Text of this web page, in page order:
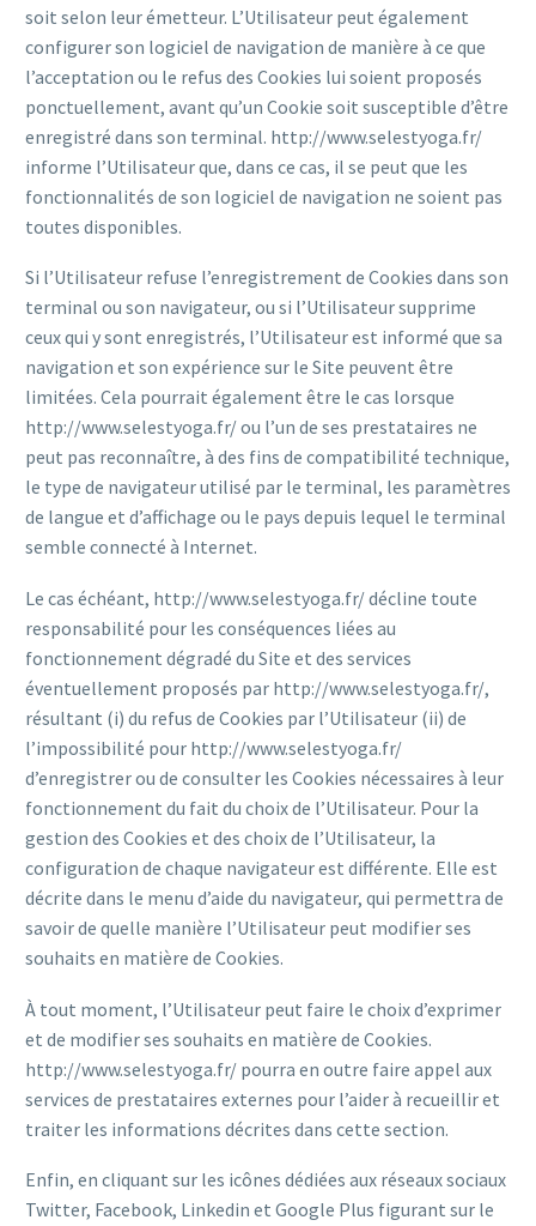
soit selon leur émetteur. L’Utilisateur peut également
configurer son logiciel de navigation de manière à ce que
l’acceptation ou le refus des Cookies lui soient proposés
ponctuellement, avant qu’un Cookie soit susceptible d’être
enregistré dans son terminal. http://www.selestyoga.fr/
informe l’Utilisateur que, dans ce cas, il se peut que les
fonctionnalités de son logiciel de navigation ne soient pas
toutes disponibles.
Si l’Utilisateur refuse l’enregistrement de Cookies dans son
terminal ou son navigateur, ou si l’Utilisateur supprime
ceux qui y sont enregistrés, l’Utilisateur est informé que sa
navigation et son expérience sur le Site peuvent être
limitées. Cela pourrait également être le cas lorsque
http://www.selestyoga.fr/ ou l’un de ses prestataires ne
peut pas reconnaître, à des fins de compatibilité technique,
le type de navigateur utilisé par le terminal, les paramètres
de langue et d’affichage ou le pays depuis lequel le terminal
semble connecté à Internet.
Le cas échéant, http://www.selestyoga.fr/ décline toute
responsabilité pour les conséquences liées au
fonctionnement dégradé du Site et des services
éventuellement proposés par http://www.selestyoga.fr/,
résultant (i) du refus de Cookies par l’Utilisateur (ii) de
l’impossibilité pour http://www.selestyoga.fr/
d’enregistrer ou de consulter les Cookies nécessaires à leur
fonctionnement du fait du choix de l’Utilisateur. Pour la
gestion des Cookies et des choix de l’Utilisateur, la
configuration de chaque navigateur est différente. Elle est
décrite dans le menu d’aide du navigateur, qui permettra de
savoir de quelle manière l’Utilisateur peut modifier ses
souhaits en matière de Cookies.
À tout moment, l’Utilisateur peut faire le choix d’exprimer
et de modifier ses souhaits en matière de Cookies.
http://www.selestyoga.fr/ pourra en outre faire appel aux
services de prestataires externes pour l’aider à recueillir et
traiter les informations décrites dans cette section.
Enfin, en cliquant sur les icônes dédiées aux réseaux sociaux
Twitter, Facebook, Linkedin et Google Plus figurant sur le